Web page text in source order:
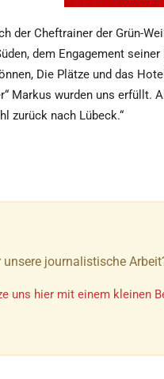
der Cheftrainer der Grün-
dem Engagement
Die Plätze und das
Markus wurden uns erfüllt.
zurück nach Lübeck.“
unsere journalistische
uns hier mit einem kleinen